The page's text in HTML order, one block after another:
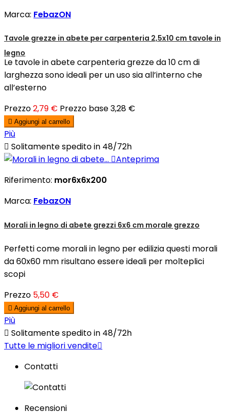
Marca: FebazON
Tavole grezze in abete per carpenteria 2,5x10 cm tavole in
legno
Le tavole in abete carpenteria grezze da 10 cm di
larghezza sono ideali per un uso sia all’interno che
all’esterno
Prezzo2,79 € Prezzo base3,28 €
 Aggiungi al carrello
Più
 Solitamente spedito in 48/72h
Anteprima
Riferimento: mor6x6x200
Marca: FebazON
Morali in legno di abete grezzi 6x6 cm morale grezzo
Perfetti come morali in legno per edilizia questi morali
da 60x60 mm risultano essere ideali per molteplici
scopi
Prezzo 5,50 €
 Aggiungi al carrello
Più
 Solitamente spedito in 48/72h
Tutte le migliori vendite
Contatti
Recensioni